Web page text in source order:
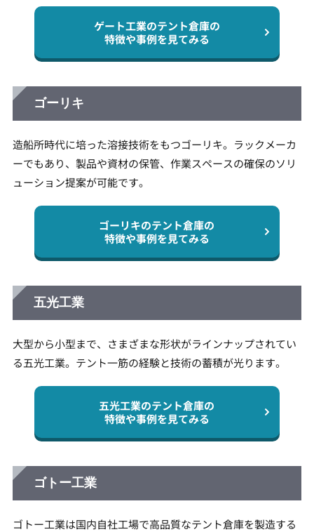
ゲート工業のテント倉庫の
特徴や事例を見てみる
ゴーリキ
造船所時代に培った溶接技術をもつゴーリキ。ラックメーカ
ーでもあり、製品や資材の保管、作業スペースの確保のソリ
ューション提案が可能です。
ゴーリキのテント倉庫の
特徴や事例を見てみる
五光工業
大型から小型まで、さまざまな形状がラインナップされてい
る五光工業。テント一筋の経験と技術の蓄積が光ります。
五光工業のテント倉庫の
特徴や事例を見てみる
ゴトー工業
ゴトー工業は国内自社工場で高品質なテント倉庫を製造する